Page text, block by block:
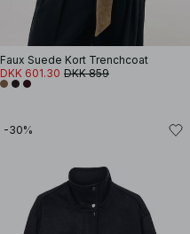
Faux Suede Kort Trenchcoat
DKK 601.30 DKK 859
-30%